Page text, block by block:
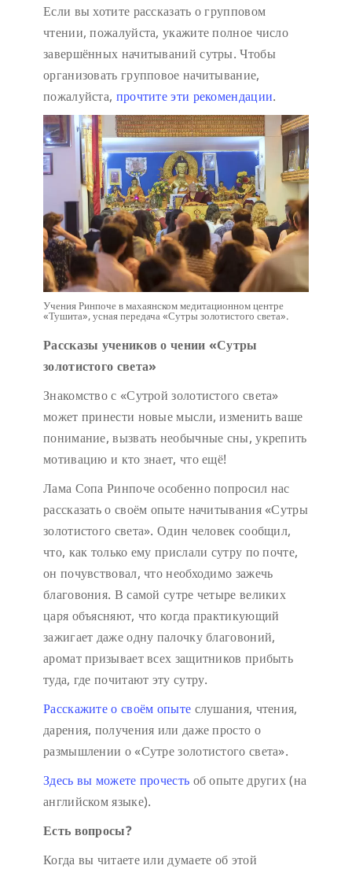
Если вы хотите рассказать о групповом
чтении, пожалуйста, укажите полное число
завершённых начитываний сутры. Чтобы
организовать групповое начитывание,
пожалуйста, прочтите эти рекомендации.
Учения Ринпоче в махаянском медитационном центре
«Тушита», усная передача «Сутры золотистого света».
Рассказы учеников о чении «Сутры
золотистого света»
Знакомство с «Сутрой золотистого света»
может принести новые мысли, изменить ваше
понимание, вызвать необычные сны, укрепить
мотивацию и кто знает, что ещё!
Лама Сопа Ринпоче особенно попросил нас
рассказать о своём опыте начитывания «Сутры
золотистого света». Один человек сообщил,
что, как только ему прислали сутру по почте,
он почувствовал, что необходимо зажечь
благовония. В самой сутре четыре великих
царя объясняют, что когда практикующий
зажигает даже одну палочку благовоний,
аромат призывает всех защитников прибыть
туда, где почитают эту сутру.
Расскажите о своём опыте слушания, чтения,
дарения, получения или даже просто о
размышлении о «Сутре золотистого света».
Здесь вы можете прочесть об опыте других (на
английском языке).
Есть вопросы?
Когда вы читаете или думаете об этой